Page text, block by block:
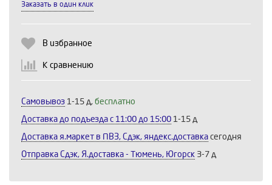
Заказать в один клик
В избранное
К сравнению
Самовывоз 1-15 д, бесплатно
Доставка до подъезда c 11:00 до 15:00 1-15 д
Доставка я.маркет в ПВЗ, Сдэк, яндекс.доставка сегодня
Отправка Сдэк, Я.доставка - Тюмень, Югорск 3-7 д